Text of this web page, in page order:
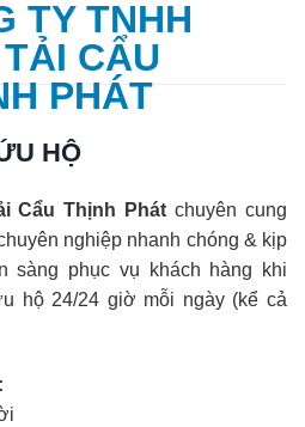
HỘ
Cẩu Thịnh Phát chuyên cung
nghiệp nhanh chóng & kịp
sàng phục vụ khách hàng khi
hộ 24/24 giờ mỗi ngày (kể cả